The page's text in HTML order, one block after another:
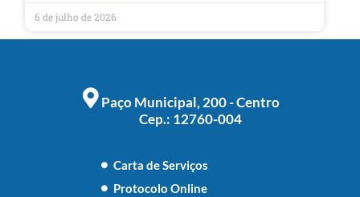
6 de julho de 2026
Paço Municipal, 200 - Centro
Cep.: 12760-004
Carta de Serviços
Protocolo Online